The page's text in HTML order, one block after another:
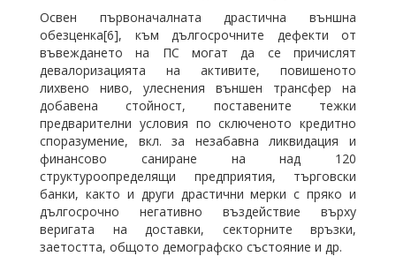
Освен първоначалната драстична външна
обезценка[6], към дългосрочните дефекти от
въвеждането на ПС могат да се причислят
девалоризацията на активите, повишеното
лихвено ниво, улеснения външен трансфер на
добавена стойност, поставените тежки
предварителни условия по сключеното кредитно
споразумение, вкл. за незабавна ликвидация и
финансово саниране на над 120
структуроопределящи предприятия, търговски
банки, както и други драстични мерки с пряко и
дългосрочно негативно въздействие върху
веригата на доставки, секторните връзки,
заетостта, общото демографско състояние и др.